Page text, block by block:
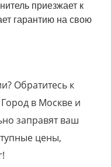
приезжает к
гарантию на свою
Обратитесь к
в Москве и
заправят ваш
цены,